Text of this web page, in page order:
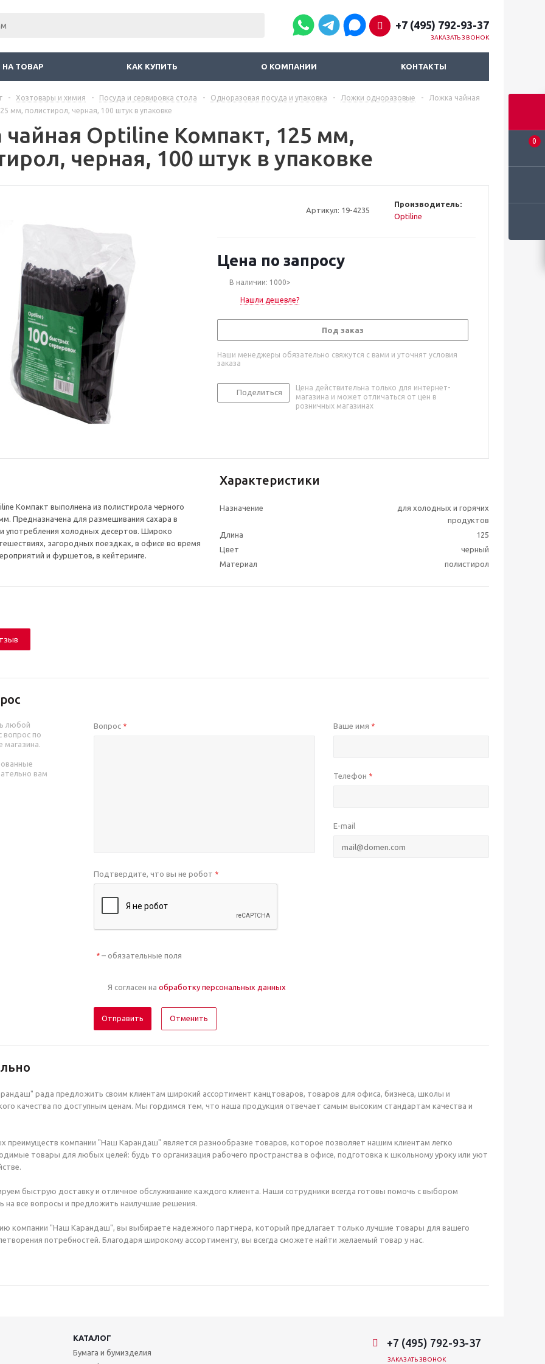
0
+7 (495) 792-93-37
ЗАКАЗАТЬ ЗВОНОК
НА ТОВАР КАК КУПИТЬ О КОМПАНИИ КОНТАКТЫ
- Хозтовары и химия - Посуда и сервировка стола - Одноразовая посуда и упаковка - Ложки одноразовые -
Ложка чайная
мм, полистирол, черная, 100 штук в упаковке
Optiline Компакт, 125 мм,
черная, 100 штук в упаковке
Артикул: 19-4235
Производитель:
Optiline
Цена по запросу
В наличии: 1000>
Нашли дешевле?
Под заказ
Наши менеджеры обязательно свяжутся с вами и уточнят условия
заказа
Поделиться
Цена действительна только для интернет-
магазина и может отличаться от цен в
розничных магазинах
Компакт выполнена из полистирола черного
Предназначена для размешивания сахара в
и употребления холодных десертов. Широко
загородных поездках, в офисе во время
и фуршетов, в кейтеринге.
Характеристики
Назначение
для холодных и горячих
продуктов
Длина
125
Цвет
черный
Материал
полистирол
любой
вопрос по
магазина.
вам
Вопрос * Ваше имя *
Телефон *
E-mail
Подтвердите, что вы не робот *
*– обязательные поля
Я согласен на обработку персональных данных
Отменить
рада предложить своим клиентам широкий ассортимент канцтоваров, товаров для офиса, бизнеса, школы и
качества по доступным ценам. Мы гордимся тем, что наша продукция отвечает самым высоким стандартам качества и
преимуществ компании "Наш Карандаш" является разнообразие товаров, которое позволяет нашим клиентам легко
товары для любых целей: будь то организация рабочего пространства в офисе, подготовка к школьному уроку или уют
быструю доставку и отличное обслуживание каждого клиента. Наши сотрудники всегда готовы помочь с выбором
на все вопросы и предложить наилучшие решения.
компании "Наш Карандаш", вы выбираете надежного партнера, который предлагает только лучшие товары для вашего
потребностей. Благодаря широкому ассортименту, вы всегда сможете найти желаемый товар у нас.
КАТАЛОГ
Бумага и бумизделия
+7 (495) 792-93-37
ЗАКАЗАТЬ ЗВОНОК